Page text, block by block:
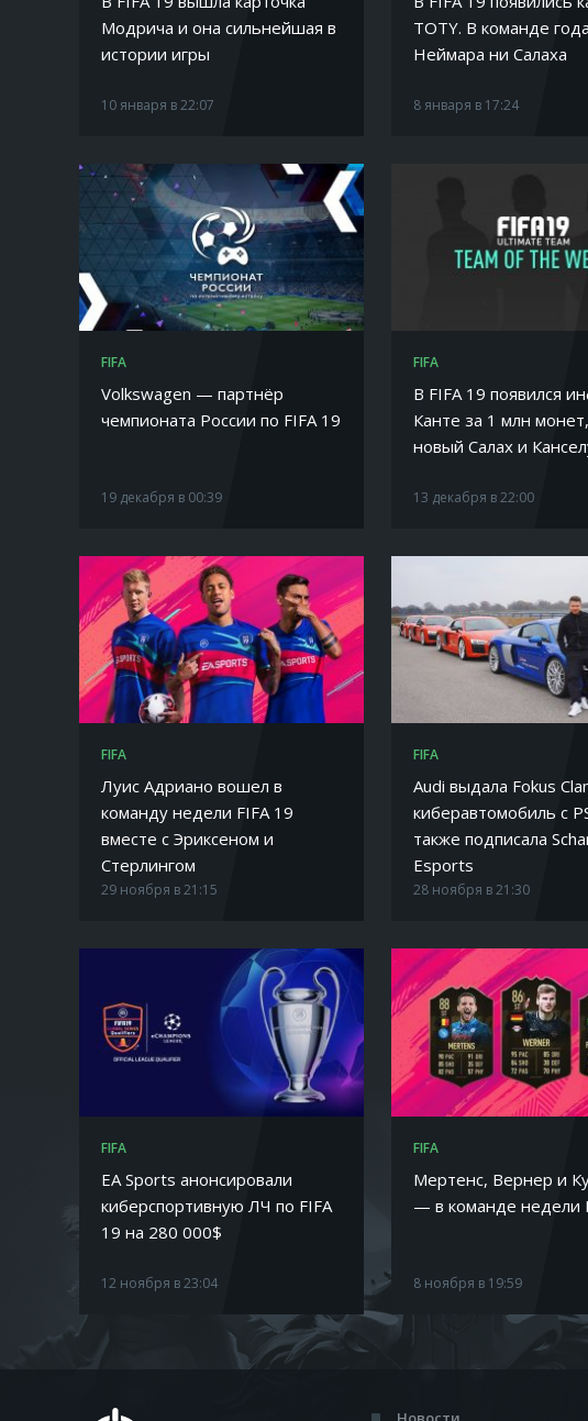
Модрича и она сильнейшая в
истории игры
10 января в 22:07
TOTY. В команде
Неймара ни Салаха
8 января в 17:24
FIFA
Volkswagen — партнёр
чемпионата России по FIFA 19
19 декабря в 00:39
FIFA
В FIFA 19 появился
Канте за 1 млн
новый Салах и
13 декабря в 22:00
FIFA
Луис Адриано вошел в
команду недели FIFA 19
вместе с Эриксеном и
Стерлингом
29 ноября в 21:15
FIFA
Audi выдала Fokus
киберавтомобиль с
также подписала
Esports
28 ноября в 21:30
FIFA
EA Sports анонсировали
киберспортивную ЛЧ по FIFA
19 на 280 000$
12 ноября в 23:04
FIFA
Мертенс, Вернер и
— в команде недели
8 ноября в 19:59